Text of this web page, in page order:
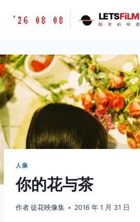
胶
味
道
LETSFILM
'26 08 08 LETSFiLM
胶 片 的 味 道
人像
你的花与茶
作者徒花映像集 2016 年 1 月 31 日